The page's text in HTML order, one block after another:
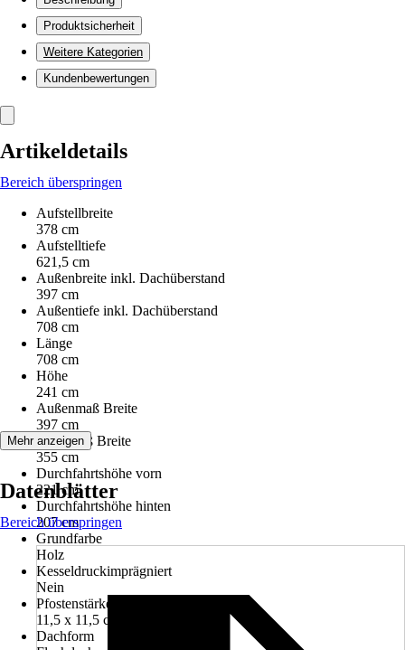
Produktsicherheit
Weitere Kategorien
Kundenbewertungen
Artikeldetails
Bereich überspringen
Aufstellbreite
378 cm
Aufstelltiefe
621,5 cm
Außenbreite inkl. Dachüberstand
397 cm
Außentiefe inkl. Dachüberstand
708 cm
Länge
708 cm
Höhe
241 cm
Außenmaß Breite
397 cm
Innenmaß Breite
355 cm
Durchfahrtshöhe vorn
221 cm
Durchfahrtshöhe hinten
207 cm
Grundfarbe
Holz
Kesseldruckimprägniert
Nein
Pfostenstärke
11,5 x 11,5 cm
Dachform
Mehr anzeigen
Datenblätter
Bereich überspringen